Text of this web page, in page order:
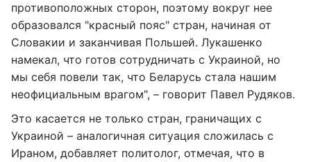
противоположных сторон, поэтому вокруг нее
образовался "красный пояс" стран, начиная от
Словакии и заканчивая Польшей. Лукашенко
намекал, что готов сотрудничать с Украиной, но
мы себя повели так, что Беларусь стала нашим
неофициальным врагом", – говорит Павел Рудяков.
Это касается не только стран, граничащих с
Украиной – аналогичная ситуация сложилась с
Ираном, добавляет политолог, отмечая, что в